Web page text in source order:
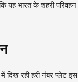
यह भारत के शहरी परिवहन
रही हरी नंबर प्लेट इस